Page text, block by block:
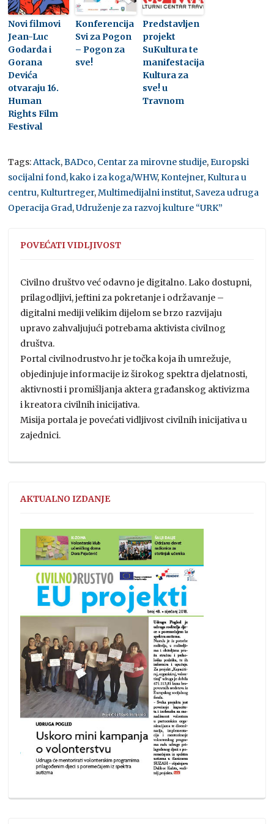
Novi filmovi
Jean-Luc
Godarda i
Gorana
Devića
otvaraju 16.
Human
Rights Film
Festival
Konferencija
Svi za Pogon
– Pogon za
sve!
Predstavljen
projekt
SuKultura te
manifestacija
Kultura za
sve! u
Travnom
Tags:Attack,BADco, Centar za mirovne studije,Europski
socijalni fond,kako i za koga/WHW,Kontejner,Kultura u
centru,Kulturtreger,Multimedijalni institut, Saveza udruga
Operacija Grad,Udruženje za razvoj kulture “URK”
POVEĆATI VIDLJIVOST
Civilno društvo već odavno je digitalno. Lako dostupni,
prilagodljivi, jeftini za pokretanje i održavanje –
digitalni mediji velikim dijelom se brzo razvijaju
upravo zahvaljujući potrebama aktivista civilnog
društva.
Portal civilnodrustvo.hr je točka koja ih umrežuje,
objedinjuje informacije iz širokog spektra djelatnosti,
aktivnosti i promišljanja aktera građanskog aktivizma
i kreatora civilnih inicijativa.
Misija portala je povećati vidljivost civilnih inicijativa u
zajednici.
AKTUALNO IZDANJE